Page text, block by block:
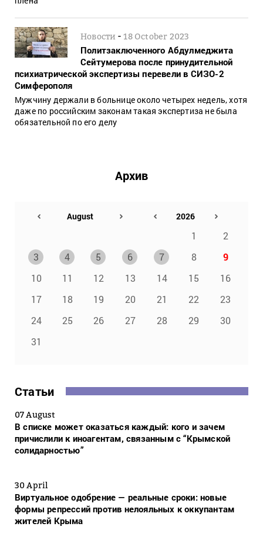
Новости -18 October 2023
Политзаключенного Абдулмеджита
Сейтумерова после принудительной
психиатрической экспертизы перевели в СИЗО-2
Симферополя
Мужчину держали в больнице около четырех недель, хотя
даже по российским законам такая экспертиза не была
обязательной по его делу
Архив
1
2
3
4 5 6 7 8
9
10
11 12 13 14 15
16
17
18 19 20 21 22
23
24
25 26 27 28 29
30
31
Статьи
07 August
В списке может оказаться каждый: кого и зачем
причислили к иноагентам, связанным с “Крымской
солидарностью”
30 April
Виртуальное одобрение — реальные сроки: новые
формы репрессий против нелояльных к оккупантам
жителей Крыма